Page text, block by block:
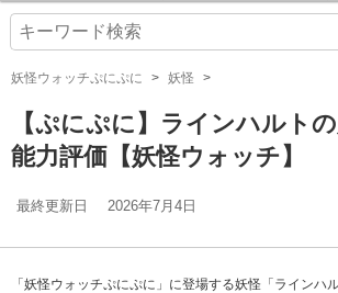
妖怪ウォッチぷにぷに 妖怪
【ぷにぷに】ラインハルト
能力評価【妖怪ウォッチ】
最終更新日 2026年7月4日
「妖怪ウォッチぷにぷに」に登場する妖怪「ラインハ